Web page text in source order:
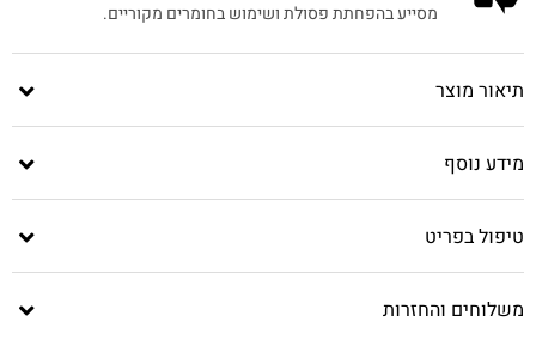
מסייע בהפחתת פסולת ושימוש בחומרים מקוריים.
תיאור מוצר
מידע נוסף
טיפול בפריט
משלוחים והחזרות